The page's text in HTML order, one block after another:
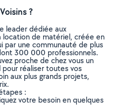
?
leader dédiée aux
de matériel, créée en
par une communauté de plus
300 000 professionnels.
proche de chez vous un
réaliser toutes vos
aux plus grands projets,
:
votre besoin en quelques